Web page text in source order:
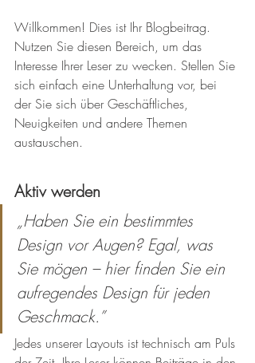
Willkommen! Dies ist Ihr Blogbeitrag.
Nutzen Sie diesen Bereich, um das
Interesse Ihrer Leser zu wecken. Stellen Sie
sich einfach eine Unterhaltung vor, bei
der Sie sich über Geschäftliches,
Neuigkeiten und andere Themen
austauschen.
Aktiv werden
„Haben Sie ein bestimmtes
Design vor Augen? Egal, was
Sie mögen – hier finden Sie ein
aufregendes Design für jeden
Geschmack.”
Jedes unserer Layouts ist technisch am Puls